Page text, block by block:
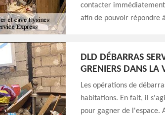
contacter
afin de pouvoir répondre
DLD DÉBARRAS
GRENIERS DANS LA
Les opérations de
habitations. En fait, il
pour gagner de l'espace.